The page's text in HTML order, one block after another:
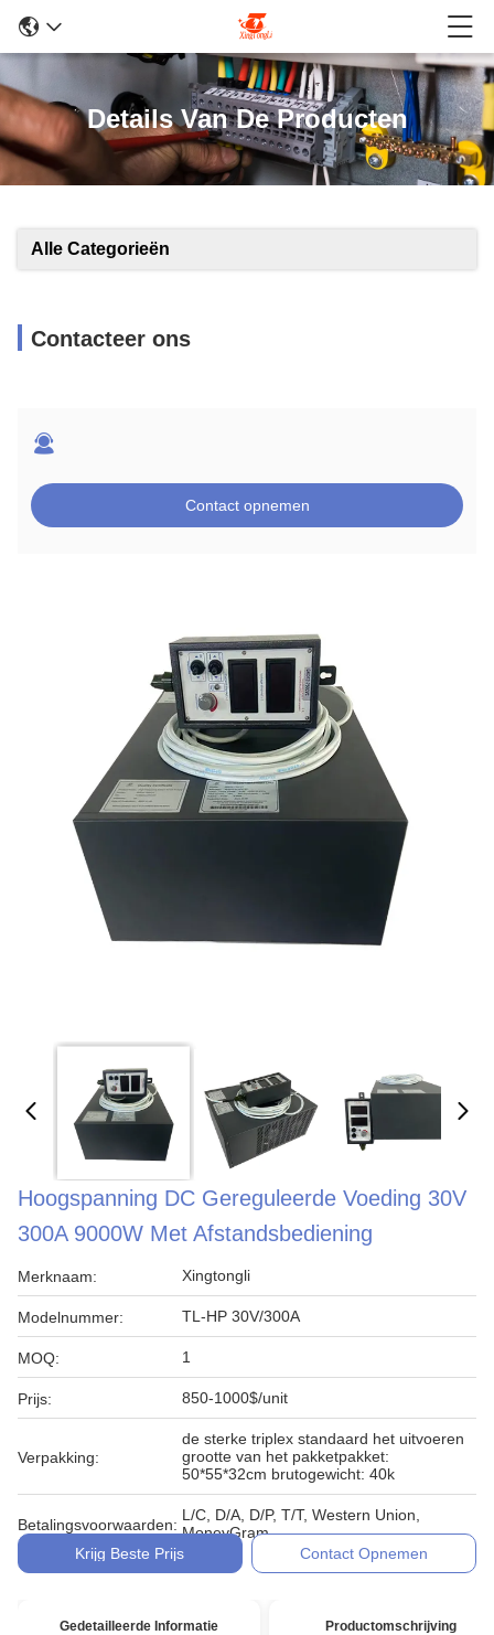
Details Van De Producten
Alle Categorieën
Contacteer ons
Contact opnemen
Hoogspanning DC Gereguleerde Voeding 30V
300A 9000W Met Afstandsbediening
Merknaam: Xingtongli
Modelnummer: TL-HP 30V/300A
MOQ: 1
Prijs: 850-1000$/unit
Verpakking:
de sterke triplex standaard het uitvoeren
grootte van het pakketpakket:
50*55*32cm brutogewicht: 40k
Betalingsvoorwaarden:
L/C, D/A, D/P, T/T, Western Union,
MoneyGram
Krijg Beste Prijs
Contact Opnemen
Gedetailleerde Informatie Productomschrijving